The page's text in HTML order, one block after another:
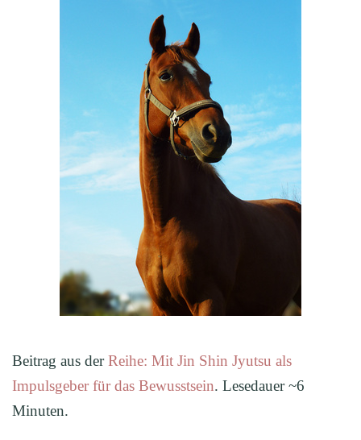
Beitrag aus derReihe: Mit Jin Shin Jyutsu als
Impulsgeber für das Bewusstsein. Lesedauer ~6
Minuten.